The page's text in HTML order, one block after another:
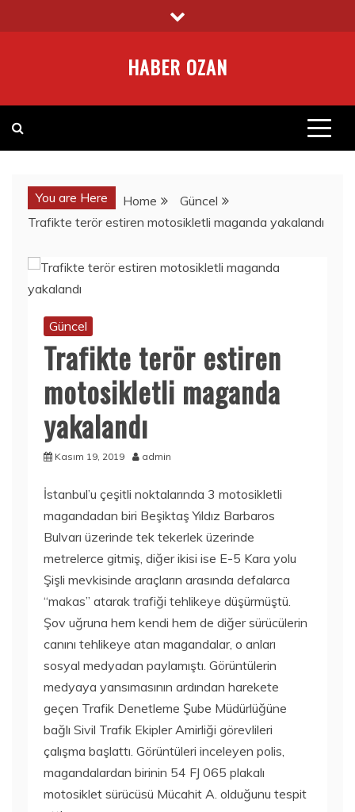
to
HABER OZAN
You are Here Home
Güncel
Trafikte terör estiren motosikletli maganda yakalandı
Güncel
Trafikte terör estiren
motosikletli maganda
yakalandı
Kasım 19, 2019 admin
İstanbul’u çeşitli noktalarında 3 motosikletli
magandadan biri Beşiktaş Yıldız Barbaros
Bulvarı üzerinde tek tekerlek üzerinde
metrelerce gitmiş, diğer ikisi ise E-5 Kara yolu
Şişli mevkisinde araçların arasında defalarca
“makas” atarak trafiği tehlikeye düşürmüştü.
Şov uğruna hem kendi hem de diğer sürücülerin
canını tehlikeye atan magandalar, o anları
sosyal medyadan paylamıştı. Görüntülerin
medyaya yansımasının ardından harekete
geçen Trafik Denetleme Şube Müdürlüğüne
bağlı Sivil Trafik Ekipler Amirliği görevlileri
çalışma başlattı. Görüntüleri inceleyen polis,
magandalardan birinin 54 FJ 065 plakalı
motosiklet sürücüsü Mücahit A. olduğunu tespit